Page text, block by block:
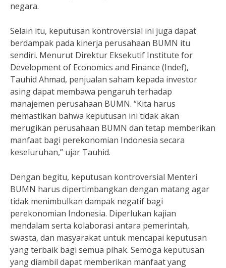
negara.
Selain itu, keputusan kontroversial ini juga dapat
berdampak pada kinerja perusahaan BUMN itu
sendiri. Menurut Direktur Eksekutif Institute for
Development of Economics and Finance (Indef),
Tauhid Ahmad, penjualan saham kepada investor
asing dapat membawa pengaruh terhadap
manajemen perusahaan BUMN. “Kita harus
memastikan bahwa keputusan ini tidak akan
merugikan perusahaan BUMN dan tetap memberikan
manfaat bagi perekonomian Indonesia secara
keseluruhan,” ujar Tauhid.
Dengan begitu, keputusan kontroversial Menteri
BUMN harus dipertimbangkan dengan matang agar
tidak menimbulkan dampak negatif bagi
perekonomian Indonesia. Diperlukan kajian
mendalam serta kolaborasi antara pemerintah,
swasta, dan masyarakat untuk mencapai keputusan
yang terbaik bagi semua pihak. Semoga keputusan
yang diambil dapat memberikan manfaat yang